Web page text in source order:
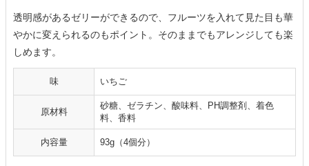
透明感があるゼリーができるので、フルーツを入れて見た目も華
やかに変えられるのもポイント。そのままでもアレンジしても楽
しめます。
味 いちご
原材料
砂糖、ゼラチン、酸味料、PH調整剤、着色
料、香料
内容量 93g（4個分）